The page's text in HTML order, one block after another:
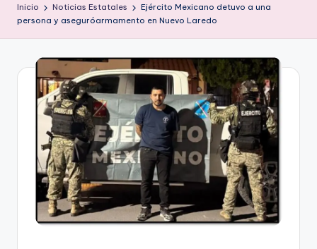
g
a
Inicio Noticias Estatales
Ejército Mexicano detuvo a una
persona y aseguróarmamento en Nuevo Laredo